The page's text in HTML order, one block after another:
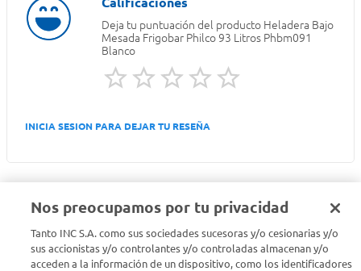
Deja tu puntuación del producto Heladera Bajo
Mesada Frigobar Philco 93 Litros Phbm091
Blanco
INICIA SESION PARA DEJAR TU RESEÑA
Seguinos en :
Nos preocupamos por tu privacidad
Tanto INC S.A. como sus sociedades sucesoras y/o cesionarias y/o
sus accionistas y/o controlantes y/o controladas almacenan y/o
acceden a la información de un dispositivo, como los identificadores